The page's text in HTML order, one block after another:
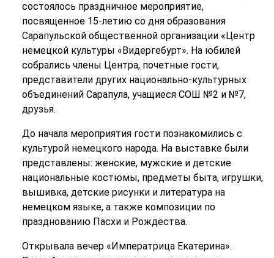
состоялось праздничное мероприятие,
посвященное 15-летию со дня образования
Сарапульской общественной организации «Центр
немецкой культуры «Видергебурт». На юбилей
собрались члены Центра, почетные гости,
представители других национально-культурных
объединений Сарапула, учащиеся СОШ №2 и №7,
друзья.
До начала мероприятия гости познакомились с
культурой немецкого народа. На выставке были
представлены: женские, мужские и детские
национальные костюмы, предметы быта, игрушки,
вышивка, детские рисунки и литература на
немецком языке, а также композиции по
празднованию Пасхи и Рождества.
Открывала вечер «Императрица Екатерина».